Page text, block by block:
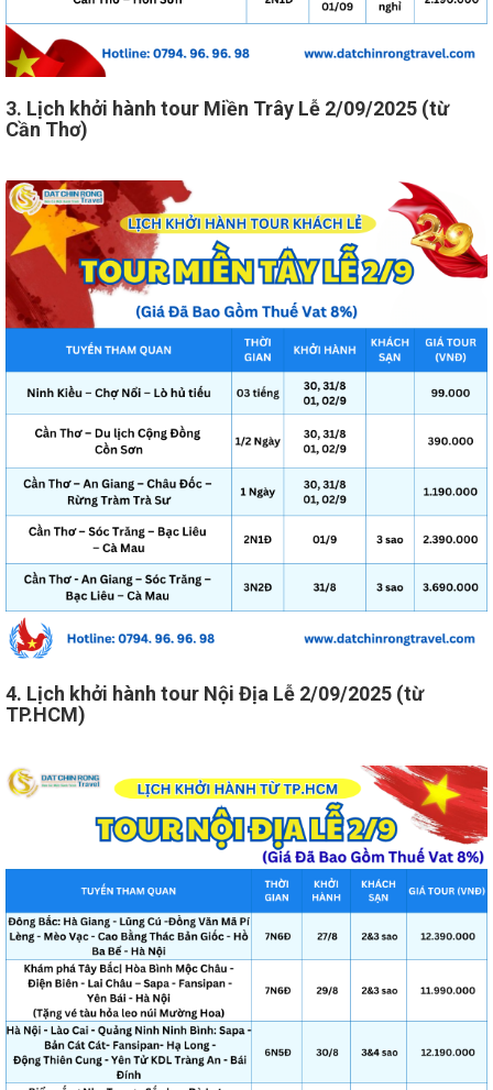
3. Lịch khởi hành tour Miền Trây Lễ 2/09/2025 (từ
Cần Thơ)
4. Lịch khởi hành tour Nội Địa Lễ 2/09/2025 (từ
TP.HCM)